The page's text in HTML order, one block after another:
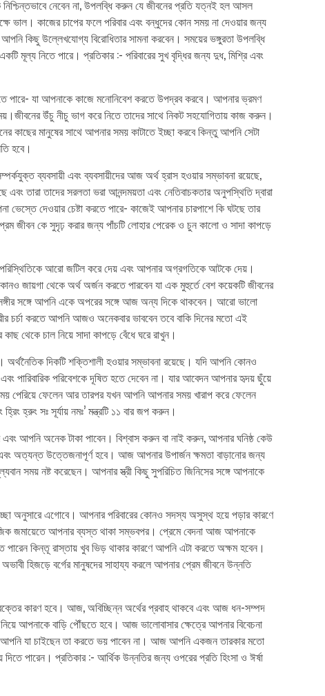
নেবেন না, উপলব্ধি করুন যে জীবনের প্রতি যত্নই হল আসল
ভাল। কাজের চাপের ফলে পরিবার এবং বন্ধুদের কোন সময় না দেওয়ার জন্য
কিছু উল্লেখযোগ্য বিরোধিতার সামনা করবেন। সময়ের ভঙ্গুরতা উপলব্ধি
মূল্য নিতে পারে। প্রতিকার :- পরিবারের সুখ বৃদ্ধির জন্য দুধ, মিশ্রি এবং
যা আপনাকে কাজে মনোনিবেশ করতে উপদ্রব করবে। আপনার ভ্রমণ
উঁচু নীচু ভাগ করে নিতে তাদের সাথে নিকট সহযোগিতায় কাজ করুন।
মানুষের সাথে আপনার সময় কাটাতে ইচ্ছা করবে কিন্তু আপনি সেটা
হবে।
ব্যবসায়ী এবং ব্যবসায়ীদের আজ অর্থ হ্রাস হওয়ার সম্ভাবনা রয়েছে,
তারা তাদের সরলতা ভরা আনন্দময়তা এবং নেতিবাচকতার অনুপস্থিতি দ্বারা
দেওয়ার চেষ্টা করতে পারে- কাজেই আপনার চারপাশে কি ঘটছে তার
জীবন কে সুদৃঢ় করার জন্য পাঁচটি লোহার পেরেক ও চুন কালো ও সাদা কাপড়ে
আরো জটিল করে দেয় এবং আপনার অগ্রগতিকে আটকে দেয়।
জায়গা থেকে অর্থ অর্জন করতে পারবেন যা এক মুহুর্তে বেশ কয়েকটি জীবনের
সঙ্গে আপনি একে অপরের সঙ্গে আজ অন্য দিকে থাকবেন। আরো ভালো
চর্চা করতে আপনি আজও অনেকবার ভাববেন তবে বাকি দিনের মতো এই
থেকে চাল নিয়ে সাদা কাপড়ে বেঁধে ঘরে রাখুন।
দিকটি শক্তিশালী হওয়ার সম্ভাবনা রয়েছে। যদি আপনি কোনও
পারিবারিক পরিবেশকে দূষিত হতে দেবেন না। যার আবেদন আপনার হৃদয় ছুঁয়ে
পেরিয়ে ফেলেন আর তারপর যখন আপনি আপনার সময় খারাপ করে ফেলেন
হ্রুং সঃ সূর্যায় নমঃ’ মন্ত্রটি ১১ বার জপ করুন।
অনেক টাকা পাবেন। বিশ্বাস করুন বা নাই করুন, আপনার ঘনিষ্ঠ কেউ
অত্যন্ত উত্তেজনাপূর্ণ হবে। আজ আপনার উপার্জন ক্ষমতা বাড়ানোর জন্য
সময় নষ্ট করেছেন। আপনার স্ত্রী কিছু সুপরিচিত জিনিসের সঙ্গে আপনাকে
অনুসারে এগোবে। আপনার পরিবারের কোনও সদস্য অসুস্থ হয়ে পড়ার কারণে
জমায়েতে আপনার ব্যস্ত থাকা সম্ভবপর। প্রেমে বেদনা আজ আপনাকে
কিন্তূ রাস্তায় খুব ভিড় থাকার কারণে আপনি এটা করতে অক্ষম হবেন।
হিজড়ে বর্গের মানুষদের সাহায্য করলে আপনার প্রেম জীবনে উন্নতি
কারণ হবে। আজ, অবিচ্ছিন্ন অর্থের প্রবাহ থাকবে এবং আজ ধন-সম্পদ
আপনাকে বাড়ি পৌঁছতে হবে। আজ ভালোবাসার ক্ষেত্রে আপনার বিবেচনা
যা চাইছেন তা করতে ভয় পাবেন না। আজ আপনি একজন তারকার মতো
পারেন। প্রতিকার :- আর্থিক উন্নতির জন্য ওপরের প্রতি হিংসা ও ঈর্ষা